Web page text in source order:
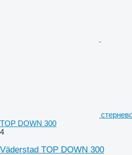
TOP DOWN 300
4
Väderstad TOP DOWN 300